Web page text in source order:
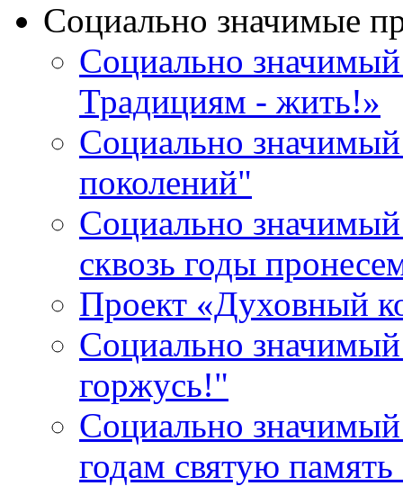
Социально значимые
Социально
Традициям - жить!»
Социально значимый
поколений"
Социально
сквозь годы
Проект «Духовный
Социально
горжусь!"
Социально
годам святую